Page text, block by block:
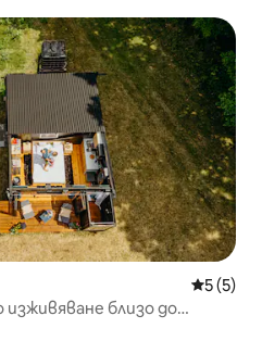
Средна
5 (5)
изживяване близо до